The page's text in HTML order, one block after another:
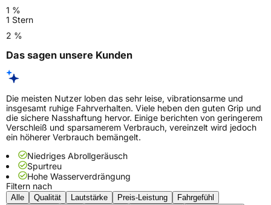
1 %
1 Stern
2 %
Das sagen unsere Kunden
Die meisten Nutzer loben das sehr leise, vibrationsarme und
insgesamt ruhige Fahrverhalten. Viele heben den guten Grip und
die sichere Nasshaftung hervor. Einige berichten von geringerem
Verschleiß und sparsamerem Verbrauch, vereinzelt wird jedoch
ein höherer Verbrauch bemängelt.
Niedriges Abrollgeräusch
Spurtreu
Hohe Wasserverdrängung
Filtern nach
Alle Qualität Lautstärke Preis-Leistung
Fahrgefühl